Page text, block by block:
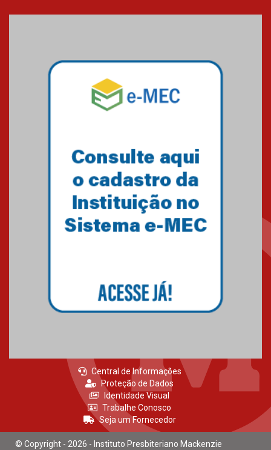
Central de Informações
Proteção de Dados
Identidade Visual
Trabalhe Conosco
Seja um Fornecedor
© Copyright - 2026 - Instituto Presbiteriano Mackenzie